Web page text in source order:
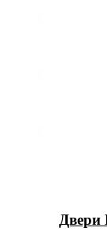
Двери